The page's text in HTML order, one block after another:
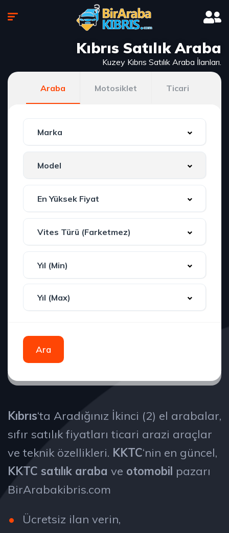
Kıbrıs Satılık Araba
Kuzey Kıbrıs Satılık Araba İlanları.
Araba Motosiklet Ticari
Ara
Kıbrıs‘ta Aradığınız İkinci (2) el arabalar,
sıfır satılık fiyatları ticari arazi araçlar
ve teknik özellikleri. KKTC‘nin en güncel,
KKTC satılık araba ve otomobil pazarı
BirArabakibris.com
Ücretsiz ilan verin,